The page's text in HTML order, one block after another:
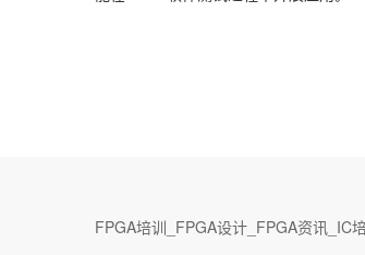
FPGA培训_FPGA设计_FPGA资讯_IC